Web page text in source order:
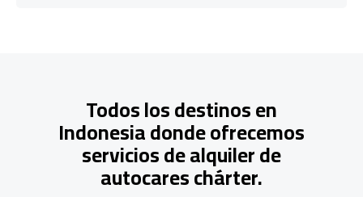
Todos los destinos en
Indonesia donde ofrecemos
servicios de alquiler de
autocares chárter.